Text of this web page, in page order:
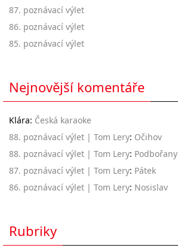
87. poznávací výlet
86. poznávací výlet
85. poznávací výlet
Nejnovější komentáře
Klára: Česká karaoke
88. poznávací výlet | Tom Lery: Očihov
88. poznávací výlet | Tom Lery: Podbořany
87. poznávací výlet | Tom Lery: Pátek
86. poznávací výlet | Tom Lery: Nosislav
Rubriky